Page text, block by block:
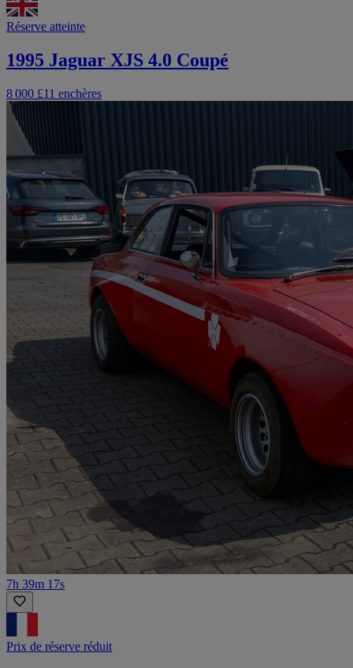
Réserve atteinte
1995 Jaguar XJS 4.0 Coupé
8 000 £11 enchères
7h 39m 17s
Prix de réserve réduit